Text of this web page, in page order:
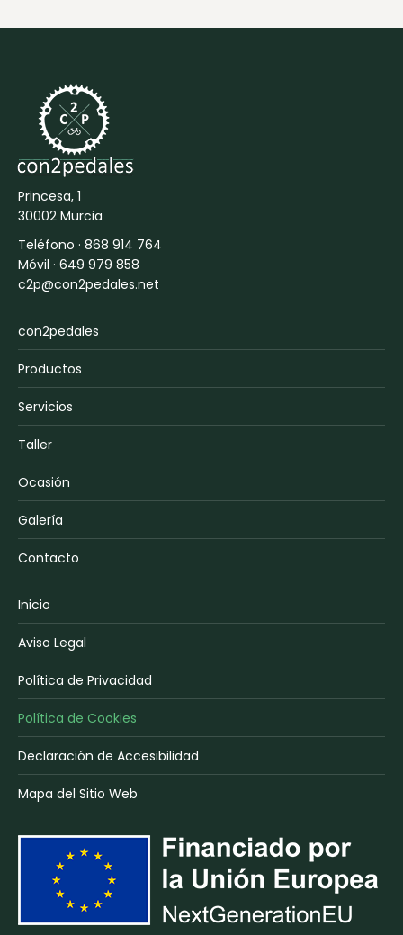
Princesa, 1
30002 Murcia
Teléfono · 868 914 764
Móvil · 649 979 858
c2p@con2pedales.net
con2pedales
Productos
Servicios
Taller
Ocasión
Galería
Contacto
Inicio
Aviso Legal
Política de Privacidad
Política de Cookies
Declaración de Accesibilidad
Mapa del Sitio Web